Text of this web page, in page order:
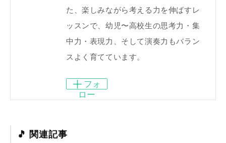
た、楽しみながら考える力を伸ばすレ
ッスンで、幼児〜高校生の思考力・集
中力・表現力、そして演奏力もバラン
スよく育てています。
フォ
ロー
関連記事